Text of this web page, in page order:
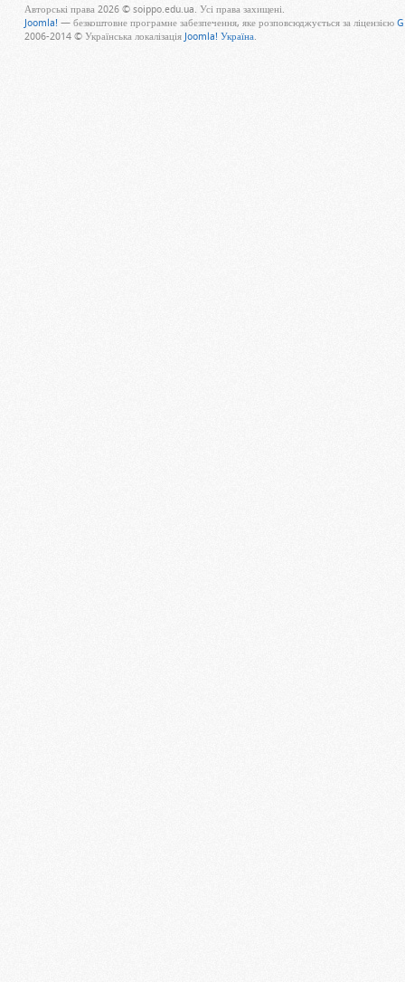
Авторські права 2026 © soippo.edu.ua. Усі права захищені.
Joomla! — безкоштовне програмне забезпечення, яке розповсюджується за ліцензією
2006-2014 © Українська локалізація Joomla! Україна.